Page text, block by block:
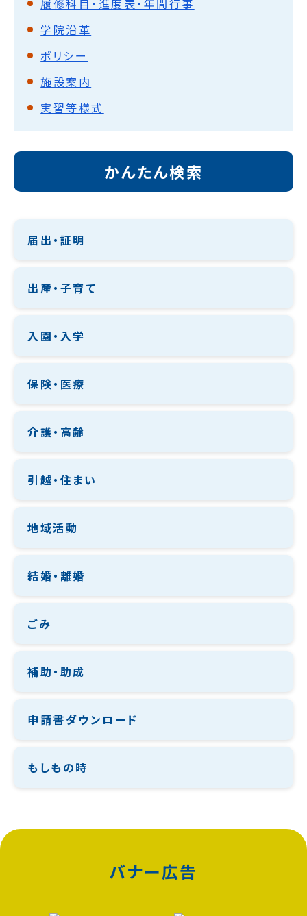
履修科目・進度表・年間行事
学院沿革
ポリシー
施設案内
実習等様式
かんたん検索
届出・証明
出産・子育て
入園・入学
保険・医療
介護・高齢
引越・住まい
地域活動
結婚・離婚
ごみ
補助・助成
申請書ダウンロード
もしもの時
バナー広告